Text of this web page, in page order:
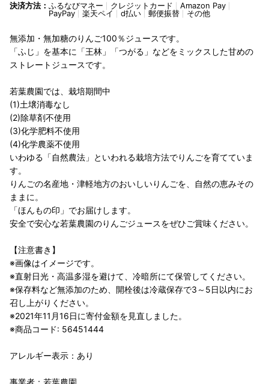
決済方法： ふるなびマネー クレジットカード
Amazon Pay
PayPay
楽天ペイ d払い 郵便振替 その他
無添加・無加糖のりんご100％ジュースです。
「ふじ」を基本に「王林」「つがる」などをミックスした甘めの
ストレートジュースです。
若葉農園では、栽培期間中
(1)土壌消毒なし
(2)除草剤不使用
(3)化学肥料不使用
(4)化学農薬不使用
いわゆる「自然農法」といわれる栽培方法でりんごを育てていま
す。
りんごの名産地・津軽地方のおいしいりんごを、自然の恵みその
ままに。
「ほんもの印」でお届けします。
安全で安心な若葉農園のりんごジュースをぜひご賞味ください。
【注意書き】
※画像はイメージです。
※直射日光・高温多湿を避けて、冷暗所にて保管してください。
※保存料など無添加のため、開栓後は冷蔵保存で3～5日以内にお
召し上がりください。
※2021年11月16日に寄付金額を見直しました。
※商品コード: 56451444
アレルギー表示：あり
事業者：若葉農園